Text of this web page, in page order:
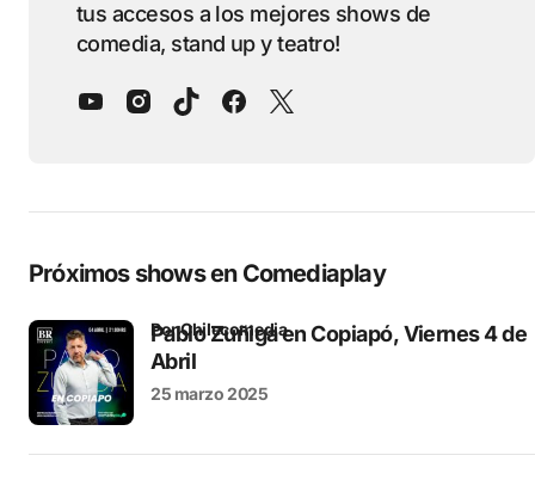
tus accesos a los mejores shows de
comedia, stand up y teatro!
Próximos shows en Comediaplay
Pablo Zuñiga en Copiapó, Viernes 4 de
Abril
por Chilecomedia
25 marzo 2025